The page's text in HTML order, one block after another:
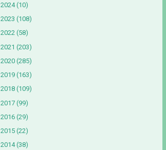
2024 (10)
2023 (108)
2022 (58)
2021 (203)
2020 (285)
2019 (163)
2018 (109)
2017 (99)
2016 (29)
2015 (22)
2014 (38)